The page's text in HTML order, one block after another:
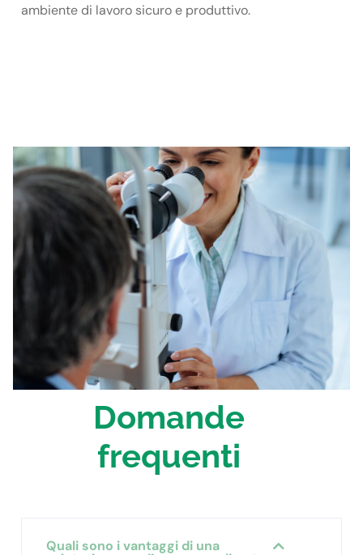
ambiente di lavoro sicuro e produttivo.
Domande
frequenti
Quali sono i vantaggi di una